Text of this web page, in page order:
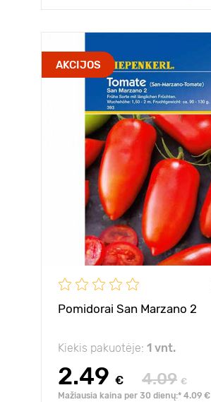
AKCIJOS
Pomidorai San Marzano 2
Kiekis pakuotėje: 1 vnt.
2.49 € 4.09 €
Mažiausia kaina per 30 dienų:* 4.09 €